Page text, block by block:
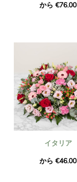
から €76.00
イタリア
から €46.00